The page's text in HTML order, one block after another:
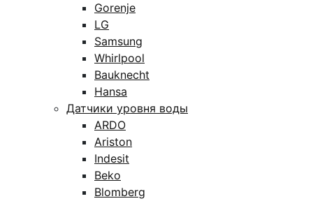
Gorenje
LG
Samsung
Whirlpool
Bauknecht
Hansa
Датчики уровня воды
ARDO
Ariston
Indesit
Beko
Blomberg